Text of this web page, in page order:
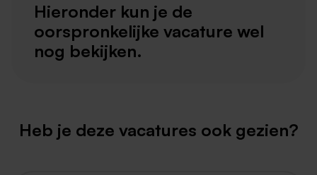
Hieronder kun je de
oorspronkelijke vacature wel
nog bekijken.
Heb je deze vacatures ook gezien?